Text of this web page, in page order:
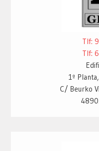
Tlf:
Tlf:
1º
C/ Beurko